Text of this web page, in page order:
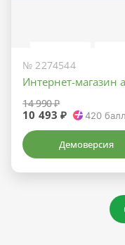
№ 2274544
Интернет-магазин
14 990 ₽
10 493 ₽ 420
Демоверсия